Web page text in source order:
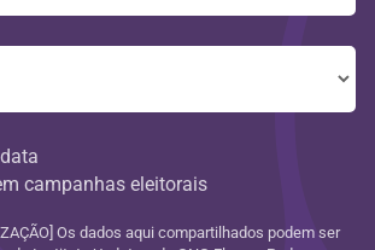
campanhas eleitorais
Os dados aqui compartilhados podem ser